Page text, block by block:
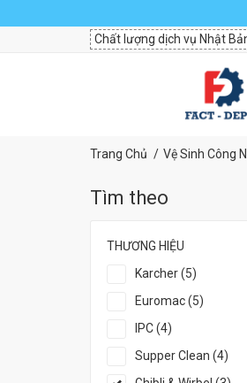
Chất lượng dịch vụ Nhật
Trang Chủ Vệ Sinh Công
Tìm theo
THƯƠNG HIỆU
Karcher (5)
Euromac (5)
IPC (4)
Supper Clean (4)